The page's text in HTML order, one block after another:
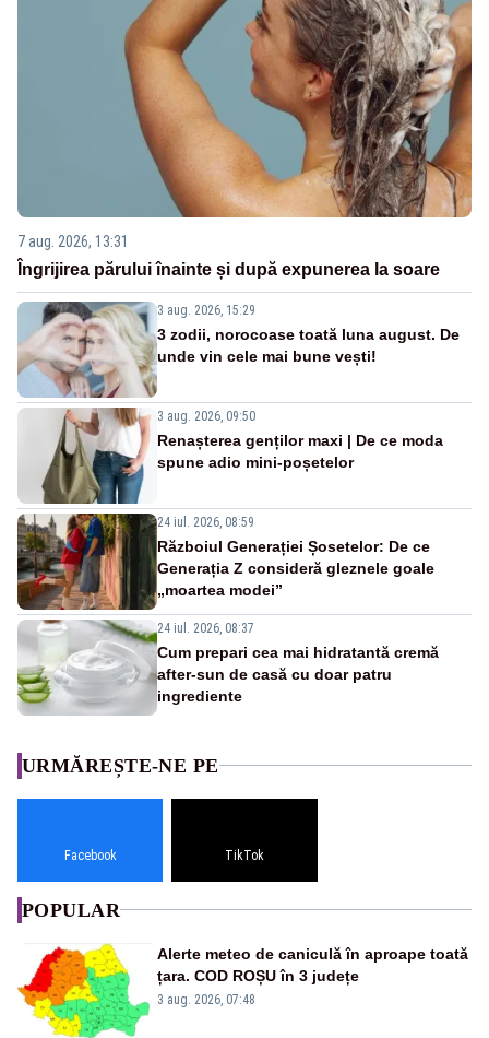
7 aug. 2026, 13:31
Îngrijirea părului înainte și după expunerea la soare
3 aug. 2026, 15:29
3 zodii, norocoase toată luna august. De
unde vin cele mai bune vești!
3 aug. 2026, 09:50
Renașterea genților maxi | De ce moda
spune adio mini-poșetelor
24 iul. 2026, 08:59
Războiul Generației Șosetelor: De ce
Generația Z consideră gleznele goale
„moartea modei”
24 iul. 2026, 08:37
Cum prepari cea mai hidratantă cremă
after-sun de casă cu doar patru
ingrediente
URMĂREȘTE-NE PE
Facebook TikTok
POPULAR
Alerte meteo de caniculă în aproape toată
țara. COD ROȘU în 3 județe
3 aug. 2026, 07:48